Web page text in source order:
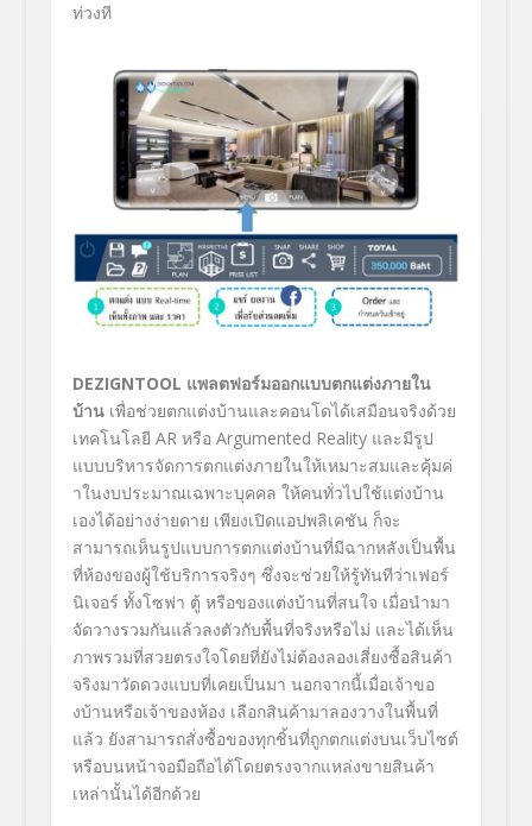
ท่วงที
DEZIGNTOOL แพลตฟอร์มออกแบบตกแต่งภายใน
บ้านเพื่อช่วยตกแต่งบ้านและคอนโดได้เสมือนจริงด้วย
เทคโนโลยี AR หรือ Argumented Realityและมีรูป
แบบบริหารจัดการตกแต่งภายในให้เหมาะสมและคุ้มค่
าในงบประมาณเฉพาะบุคคล ให้คนทั่วไปใช้แต่งบ้าน
เองได้อย่างง่ายดาย เพียงเปิดแอปพลิเคชัน ก็จะ
สามารถเห็นรูปแบบการตกแต่งบ้านที่มีฉากหลังเป็นพื้น
ที่ห้องของผู้ใช้บริการจริงๆ ซึ่งจะช่วยให้รู้ทันทีว่าเฟอร์
นิเจอร์ ทั้งโซฟา ตู้ หรือของแต่งบ้านที่สนใจ เมื่อนำมา
จัดวางรวมกันแล้วลงตัวกับพื้นที่จริงหรือไม่ และได้เห็น
ภาพรวมที่สวยตรงใจโดยที่ยังไม่ต้องลองเสี่ยงซื้อสินค้า
จริงมาวัดดวงแบบที่เคยเป็นมา นอกจากนี้เมื่อเจ้าขอ
งบ้านหรือเจ้าของห้อง เลือกสินค้ามาลองวางในพื้นที่
แล้ว ยังสามารถสั่งซื้อของทุกชิ้นที่ถูกตกแต่งบนเว็บไซต์
หรือบนหน้าจอมือถือได้โดยตรงจากแหล่งขายสินค้า
เหล่านั้นได้อีกด้วย